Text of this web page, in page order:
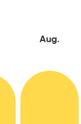
Aug.